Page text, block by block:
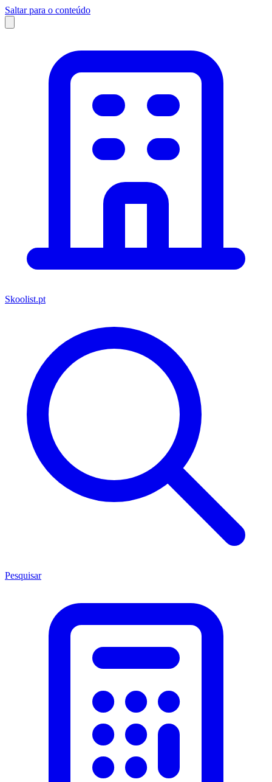
Saltar para o conteúdo
Skoolist.pt
Pesquisar